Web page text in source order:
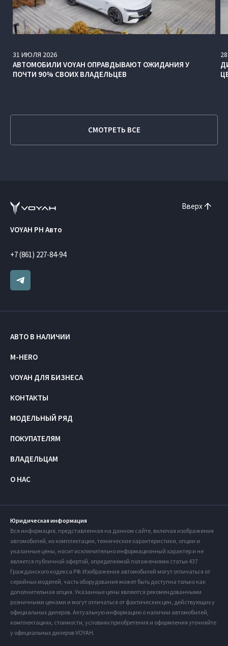
31 ИЮЛЯ 2026
АВТОМОБИЛИ VOYAH ОПРАВДЫВАЮТ ОЖИДАНИЯ У
ПОЧТИ 90% СВОИХ ВЛАДЕЛЬЦЕВ
28
СМОТРЕТЬ ВСЕ
Вверх
VOYAH РН Авто
+7 (861) 227-84-94
АВТО В НАЛИЧИИ
M-HERO
VOYAH ДЛЯ БИЗНЕСА
КОНТАКТЫ
МОДЕЛЬНЫЙ РЯД
ПОКУПАТЕЛЯМ
ВЛАДЕЛЬЦАМ
О НАС
Юридическая информация
Вся информация, представленная на данном сайте, включая изображения
автомобилей, их комплектации, технические характеристики, опции и
указанные цены, носит исключительно информационный характер и не
является публичной офертой, определяемой положениями статьи 437
Гражданского кодекса РФ. Изображения автомобилей могут отличаться от
серийных моделей, часть оборудования может быть доступна только как
дополнительная опция. Указанные цены являются рекомендованными
розничными ценами и могут отличаться от фактических цен, действующих у
официальных дилеров. Актуальную информацию о наличии автомобилей,
комплектациях, стоимости, условиях приобретения и оформления уточняйте
у официальных дилеров VOYAH.